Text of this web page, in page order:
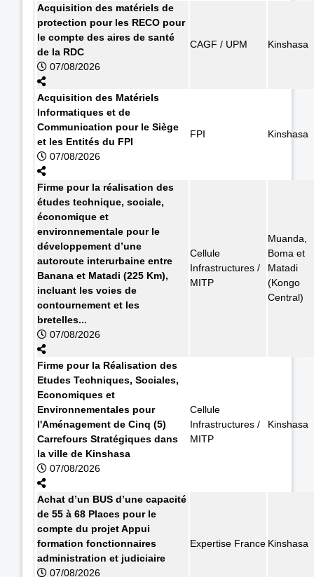
Acquisition des matériels de
protection pour les RECO pour
le compte des aires de santé
de la RDC
07/08/2026
CAGF / UPM Kinshasa
Acquisition des Matériels
Informatiques et de
Communication pour le Siège
et les Entités du FPI
07/08/2026
FPI Kinshasa
Firme pour la réalisation des
études technique, sociale,
économique et
environnementale pour le
développement d’une
autoroute interurbaine entre
Banana et Matadi (225 Km),
incluant les voies de
contournement et les
bretelles...
07/08/2026
Cellule
Infrastructures /
MITP
Muanda,
Boma et
Matadi
(Kongo
Central)
Firme pour la Réalisation des
Etudes Techniques, Sociales,
Economiques et
Environnementales pour
l'Aménagement de Cinq (5)
Carrefours Stratégiques dans
la ville de Kinshasa
07/08/2026
Cellule
Infrastructures /
MITP
Kinshasa
Achat d’un BUS d’une capacité
de 55 à 68 Places pour le
compte du projet Appui
formation fonctionnaires
administration et judiciaire
07/08/2026
Expertise France Kinshasa